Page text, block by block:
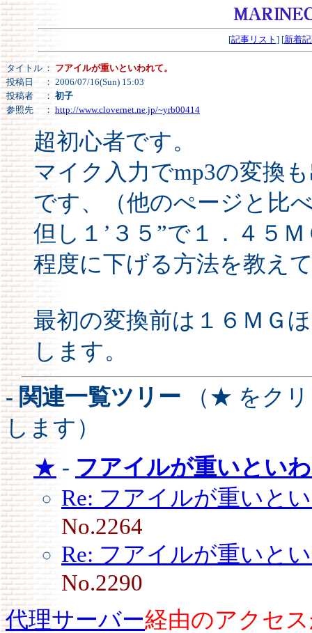
[記事リスト ] [新着
タイトル ： フアイルが重いといわれて。
投稿日
： 2006/07/16(Sun) 15:03
投稿者
： 初子
参照先
： http://www.clovernet.ne.jp/~yrb00414
超初心者です。
マイク入力でmp3の変換
です、（他のぺージと比
但し１’３５”で１．４５
程度に下げる方法を教え
最初の変換前は１６Ｍ
します。
- 関連一覧ツリー （★ をク
します）
★ - フアイルが重いとい
Re: フアイルが重いと
No.2264
Re: フアイルが重いと
No.2290
代理サーバー経由のアクセ